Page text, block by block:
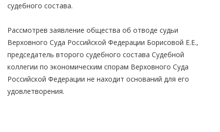
судебного состава.
Рассмотрев заявление общества об отводе судьи
Верховного Суда Российской Федерации Борисовой Е.Е.,
председатель второго судебного состава Судебной
коллегии по экономическим спорам Верховного Суда
Российской Федерации не находит оснований для его
удовлетворения.